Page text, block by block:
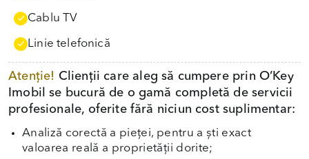
Cablu TV
Linie telefonică
Atenție! Clienții care aleg să cumpere prin O’Key
Imobil se bucură de o gamă completă de servicii
profesionale, oferite fără niciun cost suplimentar:
Analiză corectă a pieței, pentru a ști exact
valoarea reală a proprietății dorite;